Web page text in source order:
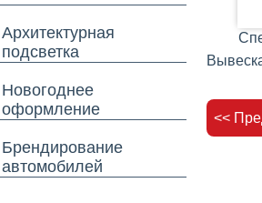
Архитектурная
подсветка
Новогоднее
оформление
Брендирование
автомобилей
<<